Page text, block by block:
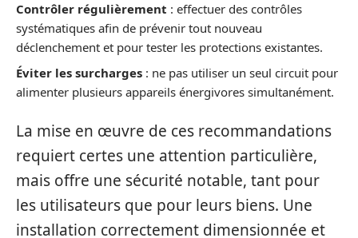
Contrôler régulièrement : effectuer des contrôles
systématiques afin de prévenir tout nouveau
déclenchement et pour tester les protections existantes.
Éviter les surcharges : ne pas utiliser un seul circuit pour
alimenter plusieurs appareils énergivores simultanément.
La mise en œuvre de ces recommandations
requiert certes une attention particulière,
mais offre une sécurité notable, tant pour
les utilisateurs que pour leurs biens. Une
installation correctement dimensionnée et